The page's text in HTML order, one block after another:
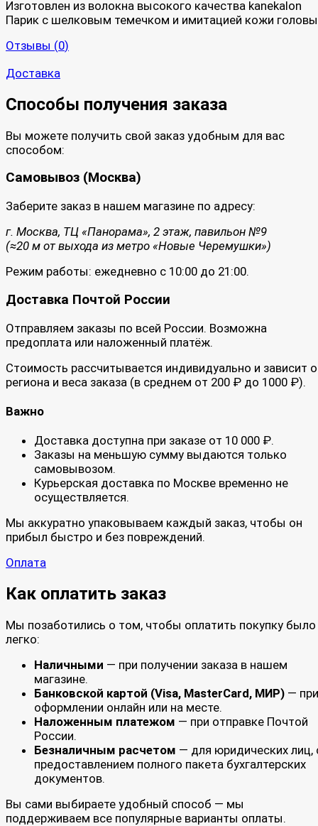
Изготовлен из волокна высокого качества kanekalon
Парик с шелковым темечком и имитацией кожи
Отзывы (0)
Доставка
Способы получения заказа
Вы можете получить свой заказ удобным для вас
способом:
Самовывоз (Москва)
Заберите заказ в нашем магазине по адресу:
г. Москва, ТЦ «Панорама», 2 этаж, павильон №9
(≈20 м от выхода из метро «Новые Черемушки»)
Режим работы: ежедневно с 10:00 до 21:00.
Доставка Почтой России
Отправляем заказы по всей России. Возможна
предоплата или наложенный платёж.
Стоимость рассчитывается индивидуально и зависит
региона и веса заказа (в среднем от 200 ₽ до 1000 ₽).
Важно
Доставка доступна при заказе от 10 000 ₽.
Заказы на меньшую сумму выдаются только
самовывозом.
Курьерская доставка по Москве временно не
осуществляется.
Мы аккуратно упаковываем каждый заказ, чтобы он
прибыл быстро и без повреждений.
Оплата
Как оплатить заказ
Мы позаботились о том, чтобы оплатить покупку было
легко:
Наличными — при получении заказа в нашем
магазине.
Банковской картой (Visa, MasterCard, МИР) — при
оформлении онлайн или на месте.
Наложенным платежом — при отправке Почтой
России.
Безналичным расчетом — для юридических лиц,
предоставлением полного пакета бухгалтерских
документов.
Вы сами выбираете удобный способ — мы
поддерживаем все популярные варианты оплаты.